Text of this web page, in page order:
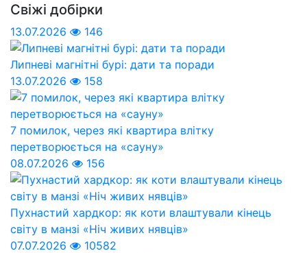
Свіжі добірки
13.07.2026 146
Липневі магнітні бурі: дати та поради
13.07.2026
158
7 помилок, через які квартира влітку
перетворюється на «сауну»
08.07.2026
156
Пухнастий хардкор: як коти влаштували кінець
світу в манзі «Ніч живих нявців»
07.07.2026
10582